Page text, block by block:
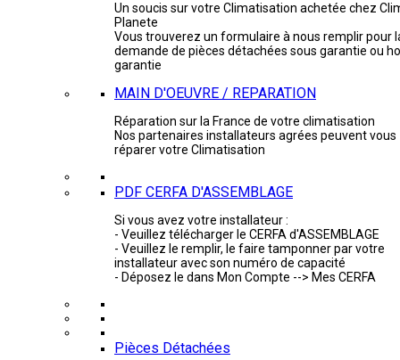
Un soucis sur votre Climatisation achetée chez
Planete
Vous trouverez un formulaire à nous remplir pour
demande de pièces détachées sous garantie ou
garantie
MAIN D'OEUVRE / REPARATION
Réparation sur la France de votre climatisation
Nos partenaires installateurs agrées peuvent vous
réparer votre Climatisation
PDF CERFA D'ASSEMBLAGE
Si vous avez votre installateur :
- Veuillez télécharger le CERFA d'ASSEMBLAGE
- Veuillez le remplir, le faire tamponner par votre
installateur avec son numéro de capacité
- Déposez le dans Mon Compte --> Mes CERFA
Pièces Détachées